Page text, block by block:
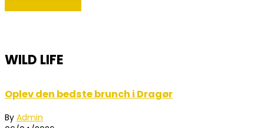
WILD LIFE
Oplev den bedste brunch i Dragør
By Admin